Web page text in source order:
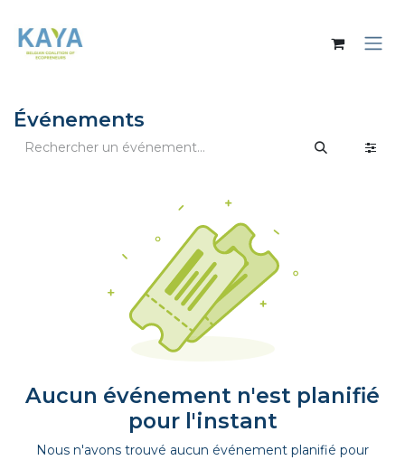
Événements
Aucun événement n'est planifié
pour l'instant
Nous n'avons trouvé aucun événement planifié pour